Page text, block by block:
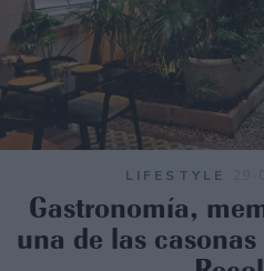
LIFESTYLE
Gastronomía,
una de las